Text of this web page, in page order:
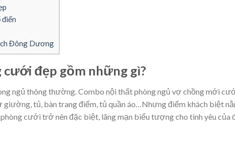
điển
Đông Dương
đẹp gồm những gì?
ngủ thông thường. Combo nội thất phòng ngủ vợ chồng mới
giường, tủ, bàn trang điểm, tủ quần áo…Nhưng điểm khách biệt
cưới trở nên đặc biệt, lãng mạn biểu tượng cho tình yêu của